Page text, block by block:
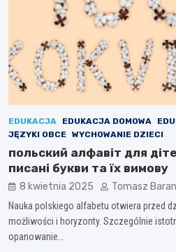
EDUKACJA EDUKACJA DOMOWA
JĘZYKI OBCE WYCHOWANIE DZIECI
польский алфавіт для
писані букви та їх вимову
8 kwietnia 2025 Tomasz Baran
Nauka polskiego alfabetu otwiera przed
możliwości i horyzonty. Szczególnie
opanowanie…